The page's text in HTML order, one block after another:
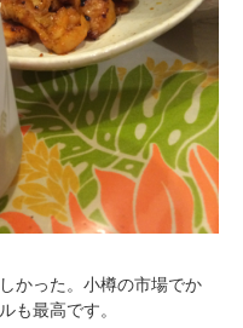
かった。小樽の市場でか
も最高です。